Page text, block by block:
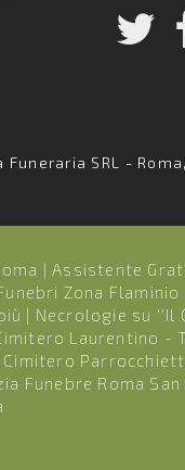
SRL -
|Assistente
Zona Flaminio
| Necrologie su ''Il
Laurentino -
Cimitero
Funebre Roma San